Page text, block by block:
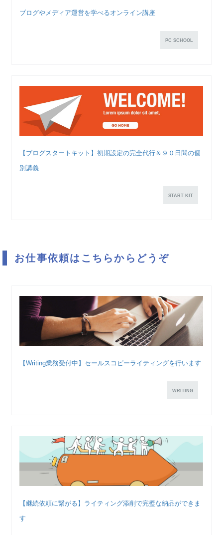
ブログやメディア運営を学べるオンライン講座
PC SCHOOL
【ブログスタートキット】初期設定の完全代行＆９０日間の個
別講義
START KIT
お仕事依頼はこちらからどうぞ
【Writing業務受付中】セールスコピーライティングを行います
WRITING
【継続依頼に繋がる】ライティング添削で完璧な納品ができま
す